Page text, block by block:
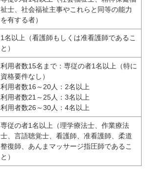
祉士、社会福祉主事やこれらと同等の能力
を有する者）
1名以上（看護師もしくは准看護師であるこ
と）
利用者数15名まで：専従の者1名以上（特に
資格要件なし）
利用者数16～20人：2名以上
利用者数21～25人：3名以上
利用者数26～30人：4名以上
専従の者1名以上（理学療法士、作業療法
士、言語聴覚士、看護師、准看護師、柔道
整復師、あんまマッサージ指圧師であるこ
と）